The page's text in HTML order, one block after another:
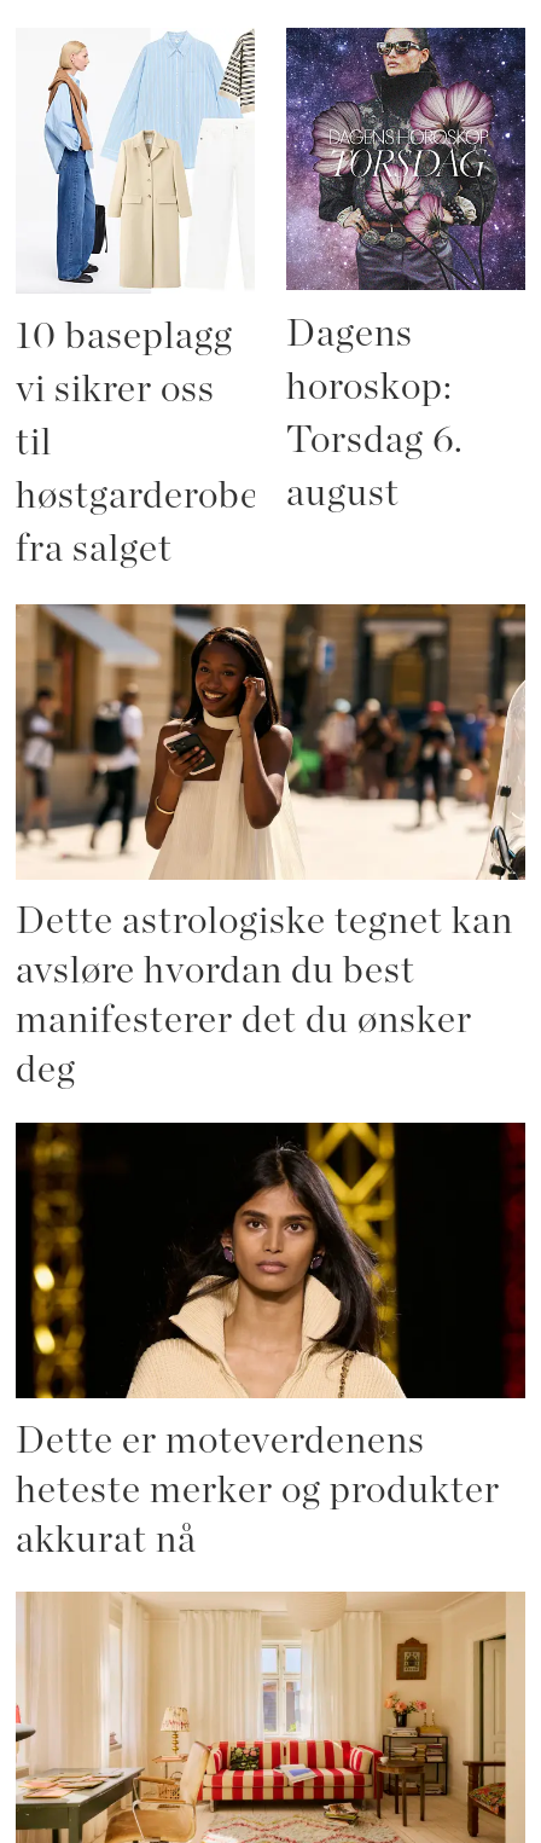
10 baseplagg
vi sikrer oss
til
høstgarderoben
fra salget
Dagens
horoskop:
Torsdag 6.
august
Dette astrologiske tegnet kan
avsløre hvordan du best
manifesterer det du ønsker
deg
Dette er moteverdenens
heteste merker og produkter
akkurat nå